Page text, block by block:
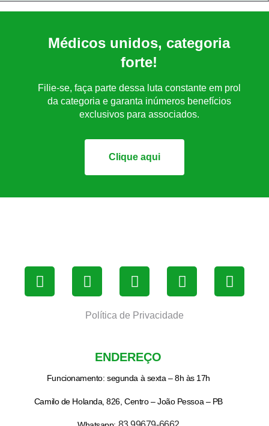
Médicos unidos, categoria
forte!
Filie-se, faça parte dessa luta constante em prol
da categoria e garanta inúmeros benefícios
exclusivos para associados.
Clique aqui
Política de Privacidade
ENDEREÇO
Funcionamento: segunda à sexta – 8h às 17h
Camilo de Holanda, 826, Centro – João Pessoa – PB